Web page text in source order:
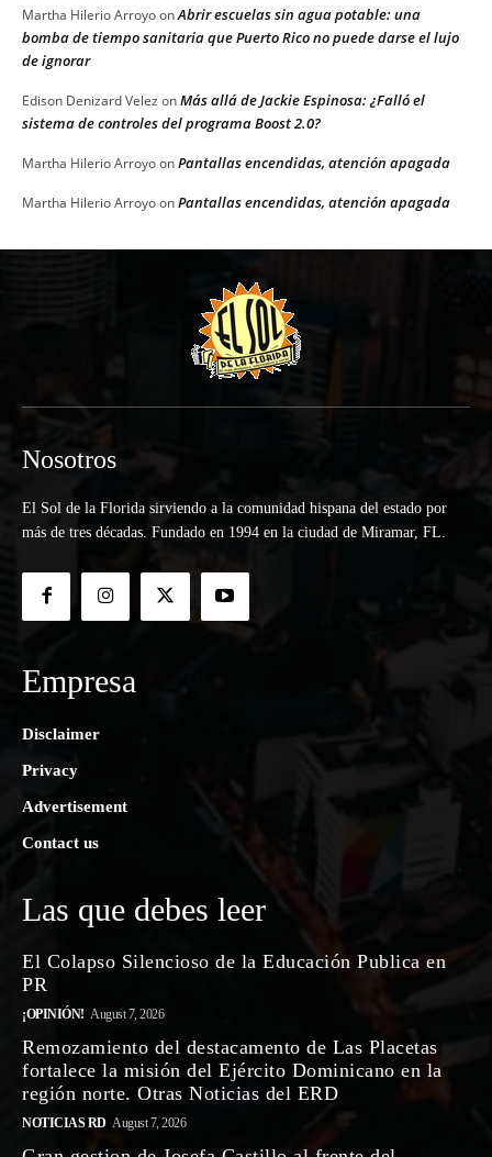
Martha Hilerio ArroyoonAbrir escuelas sin agua potable: una
bomba de tiempo sanitaria que Puerto Rico no puede darse el lujo
de ignorar
Edison Denizard Velez onMás allá de Jackie Espinosa: ¿Falló el
sistema de controles del programa Boost 2.0?
Martha Hilerio ArroyoonPantallas encendidas, atención apagada
Martha Hilerio ArroyoonPantallas encendidas, atención apagada
Nosotros
El Sol de la Florida sirviendo a la comunidad hispana del estado por
más de tres décadas. Fundado en 1994 en la ciudad de Miramar, FL.
Empresa
Disclaimer
Privacy
Advertisement
Contact us
Las que debes leer
El Colapso Silencioso de la Educación Publica en
PR
¡OPINIÓN! August 7, 2026
Remozamiento del destacamento de Las Placetas
fortalece la misión del Ejército Dominicano en la
región norte. Otras Noticias del ERD
NOTICIAS RD August 7, 2026